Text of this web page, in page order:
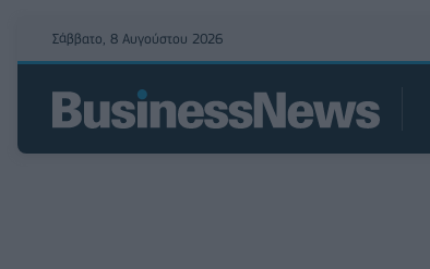
Σάββατο, 8 Αυγούστου 2026